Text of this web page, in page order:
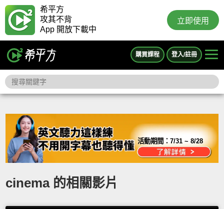
希平方
攻其不背
App 開放下載中
立即使用
購買課程 登入/註冊
活動期間：7/31 ~ 8/28
cinema 的相關影片